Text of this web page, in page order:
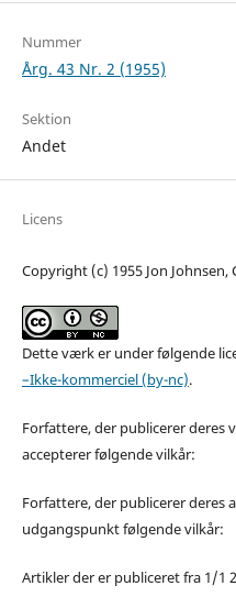
Nummer
Årg. 43 Nr. 2 (1955)
Sektion
Andet
Licens
Copyright (c) 1955 Jon Johnsen,
Dette værk er under følgende
–Ikke-kommerciel (by-nc).
Forfattere, der publicerer
accepterer følgende vilkår:
Forfattere, der publicerer deres
udgangspunkt følgende vilkår:
Artikler der er publiceret fra 1/1